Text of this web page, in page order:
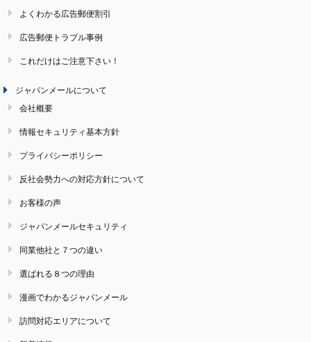
よくわかる広告郵便割引
広告郵便トラブル事例
これだけはご注意下さい！
ジャパンメールについて
会社概要
情報セキュリティ基本方針
プライバシーポリシー
反社会勢力への対応方針について
お客様の声
ジャパンメールセキュリティ
同業他社と７つの違い
選ばれる８つの理由
漫画でわかるジャパンメール
訪問対応エリアについて